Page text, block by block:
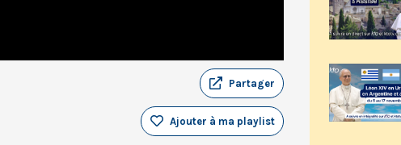
Partager
Ajouter à ma playlist